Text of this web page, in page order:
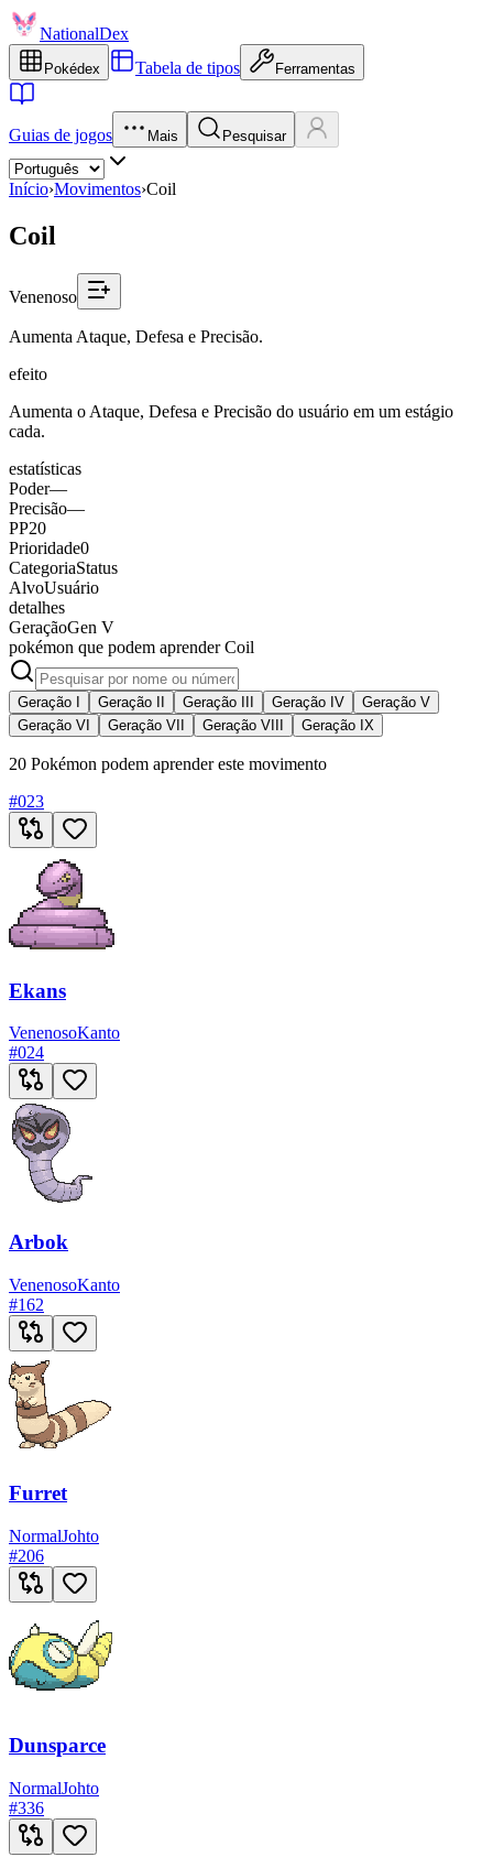
NationalDex
Pokédex Tabela de tipos Ferramentas
Guias de jogos Mais Pesquisar
Início›Movimentos›Coil
Coil
Venenoso
Aumenta Ataque, Defesa e Precisão.
efeito
Aumenta o Ataque, Defesa e Precisão do usuário em um estágio
cada.
estatísticas
Poder—
Precisão—
PP20
Prioridade0
CategoriaStatus
AlvoUsuário
detalhes
GeraçãoGen V
pokémon que podem aprender Coil
Geração I Geração II Geração III Geração IV
Geração V
Geração VI
Geração VII Geração VIII Geração IX
20 Pokémon podem aprender este movimento
#023
Ekans
VenenosoKanto
#024
Arbok
VenenosoKanto
#162
Furret
NormalJohto
#206
Dunsparce
NormalJohto
#336